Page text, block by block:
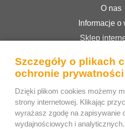
O nas
Informacje o
Sklep
Polityka
Bee
U Pekarky
Szczegóły o plikach
ochronie prywatności
Dzięki plikom cookies możemy
strony internetowej. Klikając
wyrażasz zgodę na zapisywanie
wydajnościowych i